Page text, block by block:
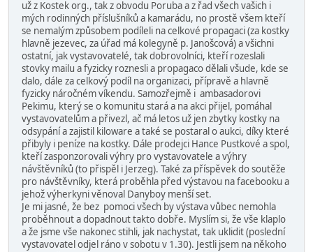
už z Kostek org., tak z obvodu Poruba a z řad všech vašich i
mých rodinných příslušníků a kamarádu, no prostě všem kteří
se nemalým způsobem podíleli na celkové propagaci (za kostky
hlavně jezevec, za úřad má kolegyně p. Janošcová) a všichni
ostatní, jak vystavovatelé, tak dobrovolníci, kteří rozeslali
stovky mailu a fyzicky roznesli a propagaco dělali všude, kde se
dalo, dále za celkový podíl na organizaci, přípravě a hlavně
fyzicky náročném víkendu. Samozřejmě i ambasadorovi
Pekimu, který se o komunitu stará a na akci přijel, pomáhal
vystavovatelům a přivezl, ač má letos už jen zbytky kostky na
odsypání a zajistil kiloware a také se postaral o aukci, díky které
přibyly i peníze na kostky. Dále prodejci Hance Pustkové a spol,
kteří zasponzorovali výhry pro vystavovatele a výhry
návštěvníků (to přispěl i Jerzeg). Také za příspěvek do soutěže
pro návštěvníky, která proběhla před výstavou na facebooku a
jehož výherkyni věnoval Danyboy menší set.
Je mi jasné, že bez pomoci všech by výstava vůbec nemohla
proběhnout a dopadnout takto dobře. Myslím si, že vše klaplo
a že jsme vše nakonec stihli, jak nachystat, tak uklidit (poslední
vystavovatel odjel ráno v sobotu v 1.30). Jestli jsem na někoho